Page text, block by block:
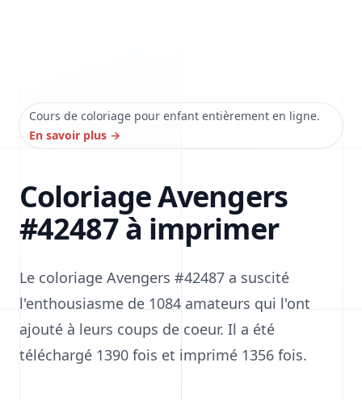
Cours de coloriage pour enfant entièrement en ligne.
En savoir plus →
Coloriage Avengers
#42487 à imprimer
Le coloriage Avengers #42487 a suscité
l'enthousiasme de 1084 amateurs qui l'ont
ajouté à leurs coups de coeur. Il a été
téléchargé 1390 fois et imprimé 1356 fois.